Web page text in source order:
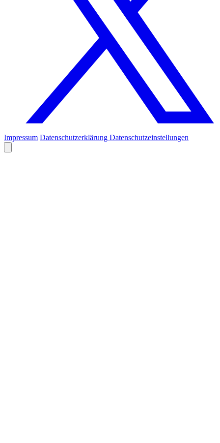
Impressum Datenschutzerklärung Datenschutzeinstellungen